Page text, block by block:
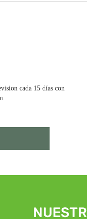
cada 15 días con